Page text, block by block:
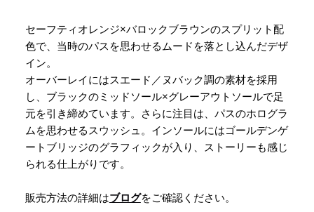
セーフティオレンジ×バロックブラウンのスプリット配
色で、当時のパスを思わせるムードを落とし込んだデザ
イン。
オーバーレイにはスエード／ヌバック調の素材を採用
し、ブラックのミッドソール×グレーアウトソールで足
元を引き締めています。さらに注目は、パスのホログラ
ムを思わせるスウッシュ。インソールにはゴールデンゲ
ートブリッジのグラフィックが入り、ストーリーも感じ
られる仕上がりです。
販売方法の詳細はブログをご確認ください。